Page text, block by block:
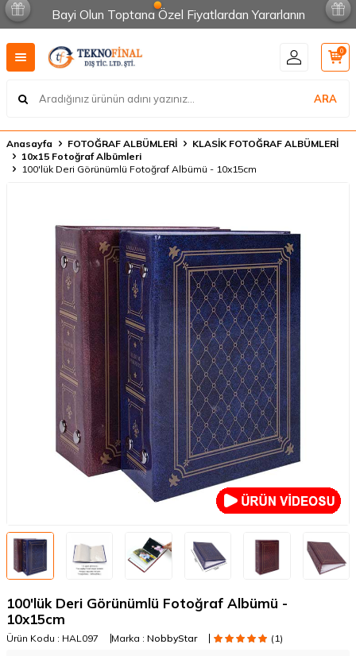
Bayi Olun Toptana Özel Fiyatlardan Yararlanın
ARA
0
Anasayfa FOTOĞRAF ALBÜMLERİ
KLASİK FOTOĞRAF ALBÜMLERİ
10x15 Fotoğraf Albümleri
100'lük Deri Görünümlü Fotoğraf Albümü - 10x15cm
100'lük Deri Görünümlü Fotoğraf Albümü -
10x15cm
Ürün Kodu : HAL097 Marka : NobbyStar (1)